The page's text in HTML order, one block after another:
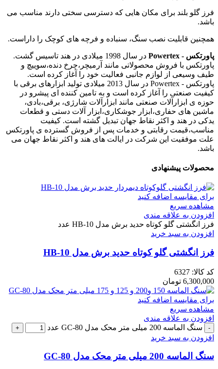
فرز گلو بلند برای مکان هایی که دسترسی سختی دارند مناسب می
باشد.
همچنین قابلیت نصب سنگ، سنباده و فرچه های کوچک را داراست.
پاورتکس - Powertex
در سال 1998 میلادی در هند تاسیس گشت.
پاورتکس با فروش محصولاتی مانند آرمیچر،چرخ دنده،سوییچ و
طیف وسیعی از لوازم جانبی فعالیت خود را آغاز کرده است.
پاورتکس - Powertex در سال 2013 میلادی تولید ابزارهای برقی با
کیفیت صنعتی را آغاز کرده است و به تامین کننده ای پیشرو در
حوزه ی ابزارآلات صنعتی مانند ابزارآلات شارژی، برقی،بادی،
ماشین های حفاری،ابزار جوشکاری،ابزار آلات دستی و قطعات
یدکی در هند و اکثر نقاط جهان تبدیل گشته است. کیفیت
مناسب،قیمت رقابتی و خدمات پس از فروش گسترده ی پاورتکس
علت موفقیت این شرکت در ایالت های هند و اکثر نقاط جهان می
باشد.
محصولات پیشنهادی
برای مقایسه اضافه کنید
مشاهده سریع
افزودن به علاقه مندی
فرز انگشتی گلو کوتاه حدید برش مدل HB-10 عدد
افزودن به سبد خرید
فرز انگشتی گلو کوتاه حدید برش مدل HB-10
کد کالا: 6327
6,300,000 تومان
برای مقایسه اضافه کنید
مشاهده سریع
افزودن به علاقه مندی
سنگ الماسه 200 میلی متر محک مدل GC-80 عدد
افزودن به سبد خرید
سنگ الماسه 200 میلی متر محک مدل GC-80